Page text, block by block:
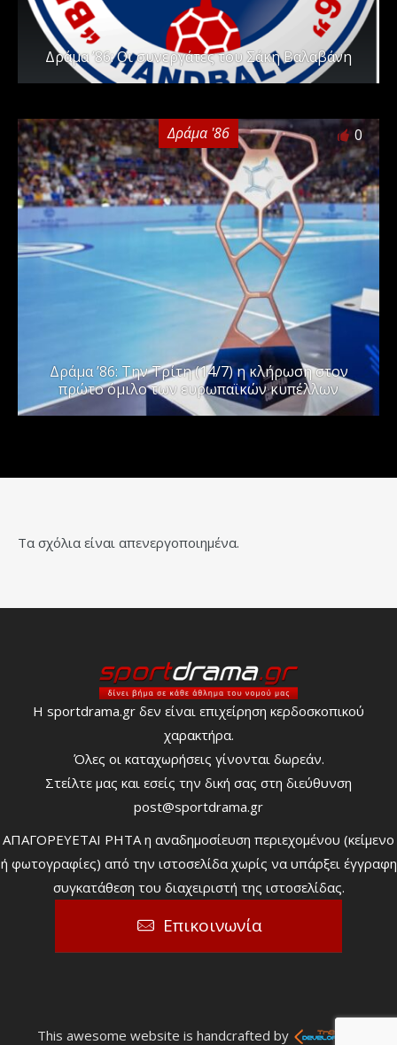
Δράμα ’86: Οι συνεργάτες του Σάκη Βαλαβάνη
Δράμα '86 0
Δράμα ’86: Την Τρίτη (14/7) η κλήρωση στον
πρώτο όμιλο των ευρωπαϊκών κυπέλλων
Τα σχόλια είναι απενεργοποιημένα.
Η sportdrama.gr δεν είναι επιχείρηση κερδοσκοπικού
χαρακτήρα.
Όλες οι καταχωρήσεις γίνονται δωρεάν.
Στείλτε μας και εσείς την δική σας στη διεύθυνση
post@sportdrama.gr
ΑΠΑΓΟΡΕΥΕΤΑΙ ΡΗΤΑ η αναδημοσίευση περιεχομένου (κείμενο
ή φωτογραφίες) από την ιστοσελίδα χωρίς να υπάρξει έγγραφη
συγκατάθεση του διαχειριστή της ιστοσελίδας.
Επικοινωνία
This awesome website is handcrafted by